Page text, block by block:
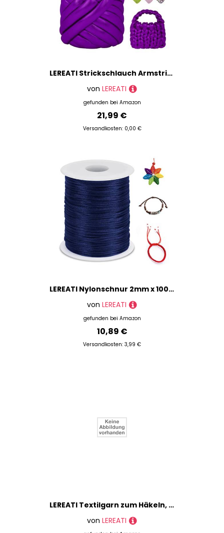
LEREATI Strickschlauch Armstricken Wolle 500g Metallisch Dickes Garn Chunky Yarn Schlauchgarn zum Handstricken Tasche, Körbe, Kissen, Haustierkorb (Fuchsie)
von LEREATI
gefunden bei Amazon
21,99 €
Versandkosten: 0,00 €
LEREATI Nylonschnur 2mm x 100m Nylonfaden Nylon Perlenschnur Satinkordel, Makramee Schnur Nylonschnur für Armbänder Perlen Auffädeln Halskette Schmuckherstellung DIY Handwerk (Dunkelblau)
von LEREATI
gefunden bei Amazon
10,89 €
Versandkosten: 3,99 €
LEREATI Textilgarn zum Häkeln, 2.5mm x 150m Häkelgarn für Taschen, Baumwollgarn Flach Taschengarn, Bändchengarn zum Häkeln Taschen, Korb, Wandbehang, DIY Handwerk (Dunkles Khaki)
von LEREATI